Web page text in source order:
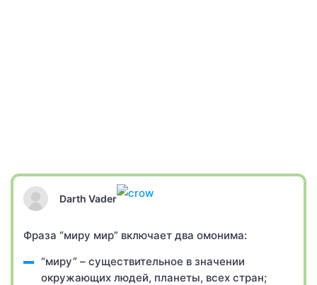
Darth Vader
Фраза “миру мир” включает два омонима:
“миру” – существительное в значении
окружающих людей, планеты, всех стран;